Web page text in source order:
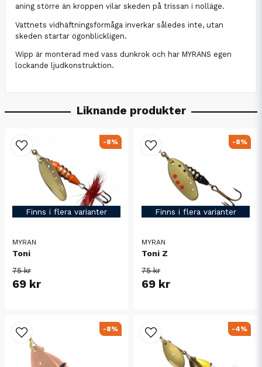
aning större än kroppen vilar skeden på trissan i nolläge.
Vattnets vidhäftningsförmåga inverkar således inte, utan
skeden startar ögonblickligen.
Wipp är monterad med vass dunkrok och har MYRANS egen
lockande ljudkonstruktion.
Liknande produkter
Finns i flera varianter
MYRAN
Toni
75 kr
69 kr
-8%
Finns i flera varianter
MYRAN
Toni Z
75 kr
69 kr
-8%
-8% -4%